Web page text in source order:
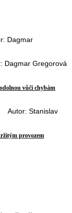
Dagmar
Gregorová
vůči chybám
Autor: Stanislav
provozem